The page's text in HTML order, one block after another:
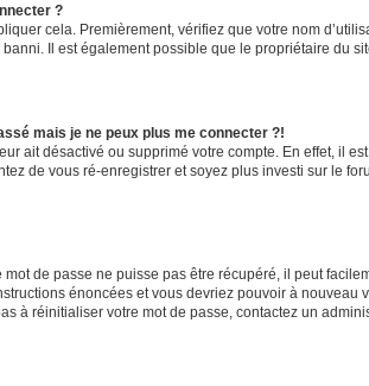
?
cela. Premièrement, vérifiez que votre nom
Il est également possible que le propriétaire du
mais je ne peux plus me connecter ?!
ait désactivé ou supprimé votre compte. En effet, il
de vous ré-enregistrer et soyez plus investi sur le
de passe ne puisse pas être récupéré, il peut
énoncées et vous devriez pouvoir à nouveau
à réinitialiser votre mot de passe, contactez un